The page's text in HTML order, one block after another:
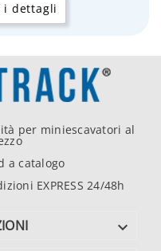
i dettagli
per miniescavatori al
a catalogo
EXPRESS 24/48h
